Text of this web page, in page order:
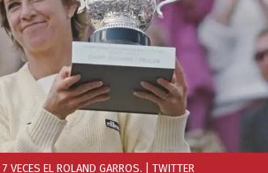
VECES EL ROLAND GARROS. | TWITTER